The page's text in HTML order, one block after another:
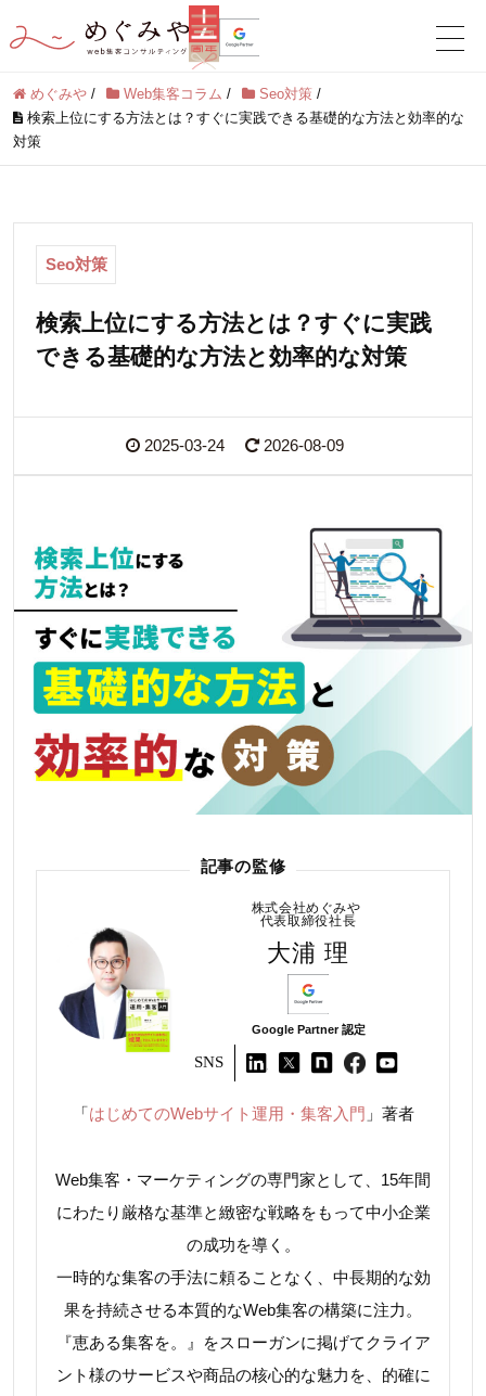
めぐみや / Web集客コラム / Seo対策 /
検索上位にする方法とは？すぐに実践できる基礎的な方法と効率的な
対策
Seo対策
検索上位にする方法とは？すぐに実践
できる基礎的な方法と効率的な対策
2025-03-24 2026-08-09
記事の監修
株式会社めぐみや
代表取締役社長
大浦 理
Google Partner 認定
SNS
「はじめてのWebサイト運用・集客入門 」著者
Web集客・マーケティングの専門家として、15年間
にわたり厳格な基準と緻密な戦略をもって中小企業
の成功を導く。
一時的な集客の手法に頼ることなく、中長期的な効
果を持続させる本質的なWeb集客の構築に注力。
『恵ある集客を。』をスローガンに掲げてクライア
ント様のサービスや商品の核心的な魅力を、的確に